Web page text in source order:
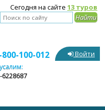
Сегодня на сайте 13 туров
100-012 Войти